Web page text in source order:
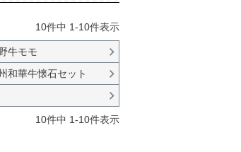
10件中 1-10件表示
牛モモ
和華牛懐石セット
10件中 1-10件表示